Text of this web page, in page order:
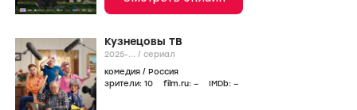
Кузнецовы ТВ
2025-... / сериал
комедия / Россия
зрители: 10 film.ru: – IMDb: –